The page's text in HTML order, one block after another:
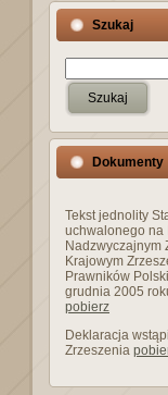
Szukaj
Dokumenty
Tekst jednolity
uchwalonego na
Nadzwyczajnym
Krajowym
Prawników
grudnia 2005
pobierz
Deklaracja
Zrzeszenia